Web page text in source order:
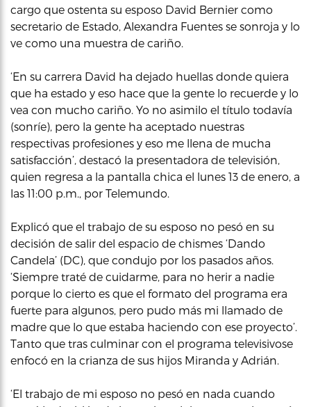
cargo que ostenta su esposo David Bernier como
secretario de Estado, Alexandra Fuentes se sonroja y lo
ve como una muestra de cariño.
‘En su carrera David ha dejado huellas donde quiera
que ha estado y eso hace que la gente lo recuerde y lo
vea con mucho cariño. Yo no asimilo el título todavía
(sonríe), pero la gente ha aceptado nuestras
respectivas profesiones y eso me llena de mucha
satisfacción’, destacó la presentadora de televisión,
quien regresa a la pantalla chica el lunes 13 de enero, a
las 11:00 p.m., por Telemundo.
Explicó que el trabajo de su esposo no pesó en su
decisión de salir del espacio de chismes ‘Dando
Candela’ (DC), que condujo por los pasados años.
‘Siempre traté de cuidarme, para no herir a nadie
porque lo cierto es que el formato del programa era
fuerte para algunos, pero pudo más mi llamado de
madre que lo que estaba haciendo con ese proyecto’.
Tanto que tras culminar con el programa televisivose
enfocó en la crianza de sus hijos Miranda y Adrián.
‘El trabajo de mi esposo no pesó en nada cuando